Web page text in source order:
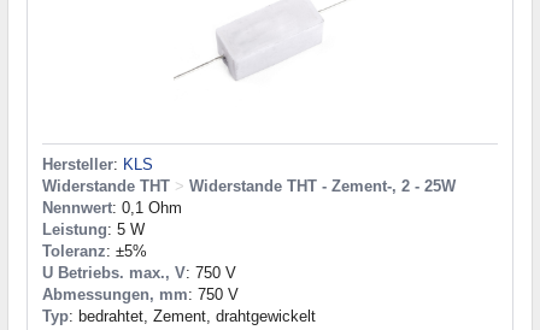
Hersteller: KLS
Widerstande THT > Widerstande THT - Zement-, 2 - 25W
Nennwert: 0,1 Ohm
Leistung: 5 W
Toleranz: ±5%
U Betriebs. max., V: 750 V
Abmessungen, mm: 750 V
Typ: bedrahtet, Zement, drahtgewickelt